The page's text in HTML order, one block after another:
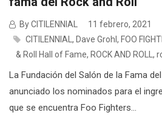
By CITILENNIAL
11 febrero, 2021
CITILENNIAL, Dave Grohl , FOO
& Roll Hall of Fame, ROCK AND ROLL,
La Fundación del Salón de la Fama
anunciado los nominados para el
que se encuentra Foo Fighters...